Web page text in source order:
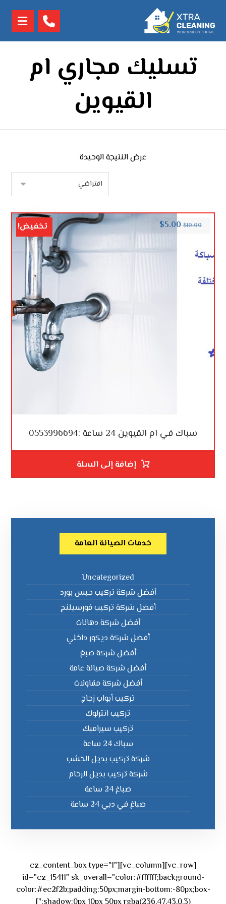
تسليك مجاري ام
القيوين
عرض النتيجة الوحيدة
سباك في ام القيوين 24 ساعة :0553996694
$10.00
$5.00 تخفيض!
إضافة إلى السلة
خدمات الصيانة العامة
Uncategorized
أفضل شركة تركيب جبس بورد
أفضل شركة تركيب فورسيلنج
أفضل شركة دهانات
أفضل شركة ديكور داخلي
أفضل شركة صبغ
أفضل شركة صيانة عامة
أفضل شركة مقاولات
تركيب أبواب زجاج
تركيب انترلوك
تركيب سيرامبك
سباك 24 ساعة
شركة تركيب بديل الخشب
شركة تركيب بديل الرخام
صباغ 24 ساعة
صباغ في دبي 24 ساعة
[vc_row][vc_column][cz_content_box type="1"
id="cz_15411" sk_overall="color:#ffffff;background-
color:#ec2f2b;padding:50px;margin-bottom:-80px;box-